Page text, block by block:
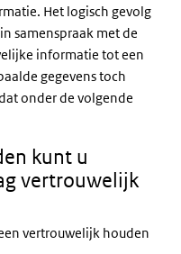
Het logisch gevolg
samenspraak met de
informatie tot een
gegevens toch
onder de volgende
kunt u
vertrouwelijk
vertrouwelijk houden